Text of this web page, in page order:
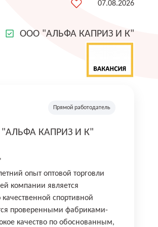
07.08.2026
ООО "АЛЬФА КАПРИЗ И К"
Прямой работодатель
КАПРИЗ И К"
опыт оптовой торговли
компании является
спортивной
проверенными фабриками-
качество по обоснованным,